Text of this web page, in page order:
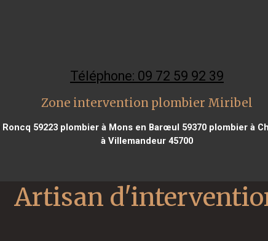
Téléphone: 09 72 59 92 39
Zone intervention plombier Miribel
59223plombier à Mons en Barœul 59370plombier à
à Villemandeur 45700
Artisan